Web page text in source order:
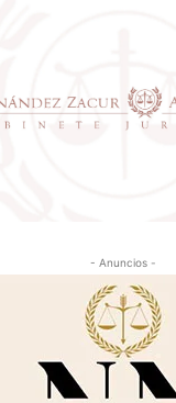
- Anuncios -